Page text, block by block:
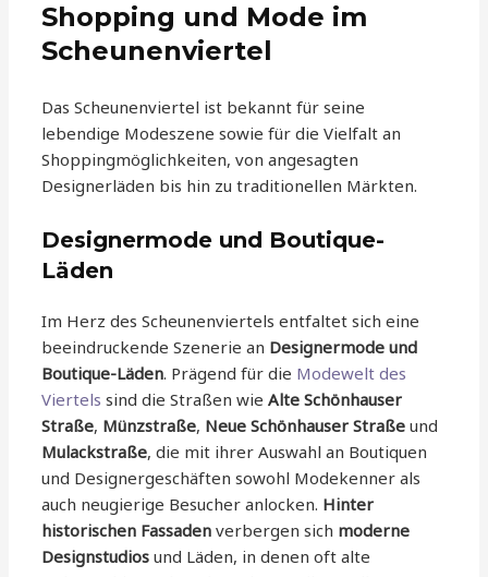
Shopping und Mode im
Scheunenviertel
Das Scheunenviertel ist bekannt für seine
lebendige Modeszene sowie für die Vielfalt an
Shoppingmöglichkeiten, von angesagten
Designerläden bis hin zu traditionellen Märkten.
Designermode und Boutique-
Läden
Im Herz des Scheunenviertels entfaltet sich eine
beeindruckende Szenerie an Designermode und
Boutique-Läden. Prägend für die Modewelt des
Viertels sind die Straßen wieAlte Schönhauser
Straße, Münzstraße, Neue Schönhauser Straße und
Mulackstraße, die mit ihrer Auswahl an Boutiquen
und Designergeschäften sowohl Modekenner als
auch neugierige Besucher anlocken. Hinter
historischen Fassaden verbergen sich moderne
Designstudios und Läden, in denen oft alte